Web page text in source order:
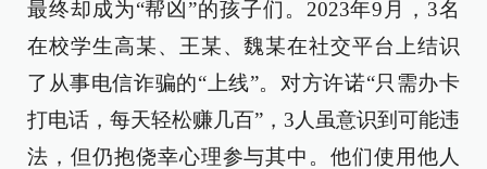
最终却成为“帮凶”的孩子们。2023年9月，3名
在校学生高某、王某、魏某在社交平台上结识
了从事电信诈骗的“上线”。对方许诺“只需办卡
打电话，每天轻松赚几百”，3人虽意识到可能违
法，但仍抱侥幸心理参与其中。他们使用他人